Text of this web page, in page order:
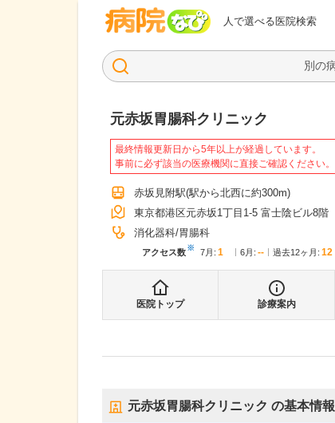
人で選べる医院検索
病院なび
元赤坂胃腸科クリニック
最終情報更新日から5年以上が経過しています。
事前に必ず該当の医療機関に直接ご確認ください。
赤坂見附駅(駅から北西に約300m)
東京都港区元赤坂1丁目1-5 富士陰ビル8階
消化器科 胃腸科
アクセス数※ 7月 : 1 6月 : -- 過去12ヶ月: 12
医院トップ 診療案内
元赤坂胃腸科クリニック の基本情報